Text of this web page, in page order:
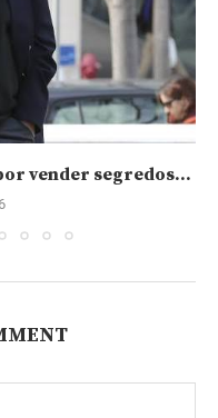
vender segredos...